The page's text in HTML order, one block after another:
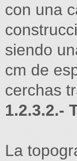
con una
siendo
cm de
cerchas
1.2.3.2.-
La